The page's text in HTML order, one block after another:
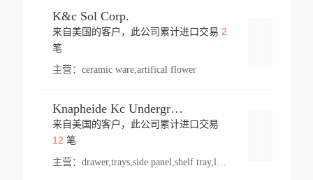
K&c Sol Corp.
来自美国的客户，此公司累计进口交易 2
笔
主营： ceramic ware,artifical flower
Knapheide Kc Underground
来自美国的客户，此公司累计进口交易
12 笔
主营：